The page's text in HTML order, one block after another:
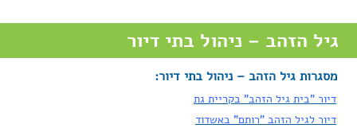
גיל הזהב – ניהול בתי דיור
מסגרות גיל הזהב – ניהול בתי דיור:
דיור "בית גיל הזהב" בקריית גת
דיור לגיל הזהב "רותם" באשדוד